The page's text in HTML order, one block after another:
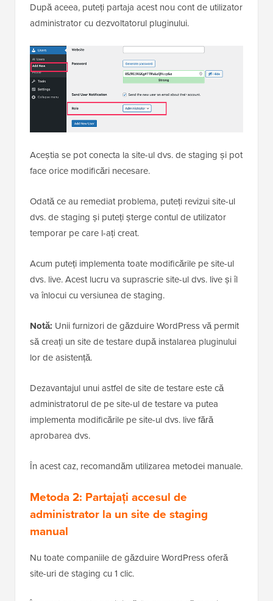
După aceea, puteți partaja acest nou cont de utilizator
administrator cu dezvoltatorul pluginului.
Aceștia se pot conecta la site-ul dvs. de staging și pot
face orice modificări necesare.
Odată ce au remediat problema, puteți revizui site-ul
dvs. de staging și puteți șterge contul de utilizator
temporar pe care l-ați creat.
Acum puteți implementa toate modificările pe site-ul
dvs. live. Acest lucru va suprascrie site-ul dvs. live și îl
va înlocui cu versiunea de staging.
Notă: Unii furnizori de găzduire WordPress vă permit
să creați un site de testare după instalarea pluginului
lor de asistență.
Dezavantajul unui astfel de site de testare este că
administratorul de pe site-ul de testare va putea
implementa modificările pe site-ul dvs. live fără
aprobarea dvs.
În acest caz, recomandăm utilizarea metodei manuale.
Metoda 2: Partajați accesul de
administrator la un site de staging
manual
Nu toate companiile de găzduire WordPress oferă
site-uri de staging cu 1 clic.